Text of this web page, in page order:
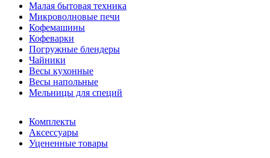
Малая бытовая техника
Микроволновые печи
Кофемашины
Кофеварки
Погружные блендеры
Чайники
Весы кухонные
Весы напольные
Мельницы для специй
Комплекты
Аксессуары
Уцененные товары